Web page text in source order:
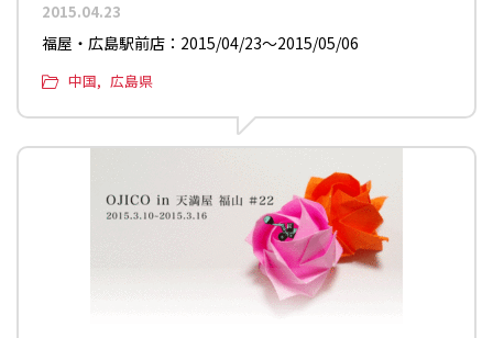
2015.04.23
福屋・広島駅前店：2015/04/23〜2015/05/06
中国 広島県